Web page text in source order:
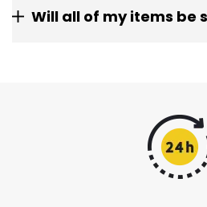
Will all of my items be